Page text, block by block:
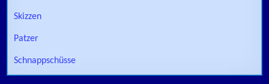
Skizzen
Patzer
Schnappschüsse